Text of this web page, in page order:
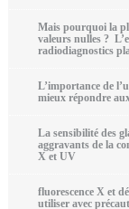
Mais pourquoi la
valeurs nulles ?
radiodiagnostics
L’importance de
mieux répondre
La sensibilité des
aggravants de la
X et UV
fluorescence X et
utiliser avec